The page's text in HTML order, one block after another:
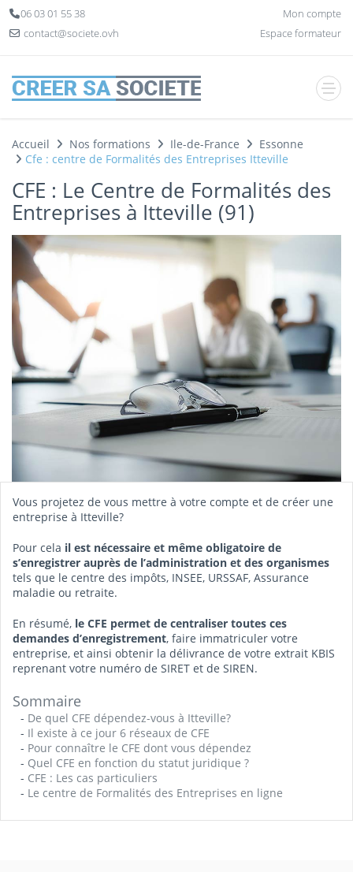
06 03 01 55 38
contact@societe.ovh
Mon compte
Espace formateur
Accueil Nos formations Ile-de-France
Essonne
Cfe : centre de Formalités des Entreprises Itteville
CFE : Le Centre de Formalités des
Entreprises à Itteville (91)
Vous projetez de vous mettre à votre compte et de créer une
entreprise à Itteville?
Pour cela il est nécessaire et même obligatoire de
s’enregistrer auprès de l’administration et des organismes
tels que le centre des impôts, INSEE, URSSAF, Assurance
maladie ou retraite.
En résumé, le CFE permet de centraliser toutes ces
demandes d’enregistrement, faire immatriculer votre
entreprise, et ainsi obtenir la délivrance de votre extrait KBIS
reprenant votre numéro de SIRET et de SIREN.
Sommaire
- De quel CFE dépendez-vous à Itteville?
- Il existe à ce jour 6 réseaux de CFE
- Pour connaître le CFE dont vous dépendez
- Quel CFE en fonction du statut juridique ?
- CFE : Les cas particuliers
- Le centre de Formalités des Entreprises en ligne
Panneau de gestion des cookies